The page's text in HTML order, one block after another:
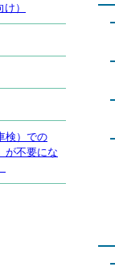
）
検）での
が不要にな